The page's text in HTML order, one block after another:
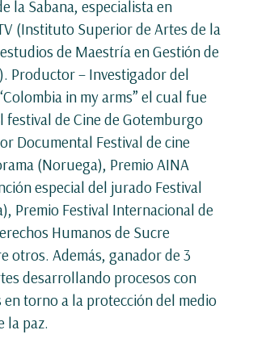
la Sabana, especialista en
(Instituto Superior de Artes de la
de Maestría en Gestión de
Productor – Investigador del
in my arms” el cual fue
festival de Cine de Gotemburgo
Documental Festival de cine
(Noruega), Premio AINA
especial del jurado Festival
Premio Festival Internacional de
Humanos de Sucre
otros. Además, ganador de 3
desarrollando procesos con
en torno a la protección del medio
la paz.